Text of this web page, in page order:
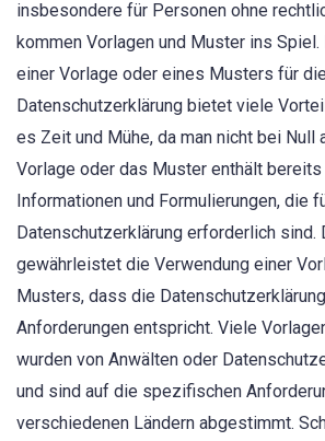
insbesondere für Personen ohne
kommen Vorlagen und Muster ins
einer Vorlage oder eines Musters für
Datenschutzerklärung bietet viele
es Zeit und Mühe, da man nicht bei Null
Vorlage oder das Muster enthält
Informationen und Formulierungen, die
Datenschutzerklärung erforderlich sind.
gewährleistet die Verwendung einer
Musters, dass die
Anforderungen entspricht. Viele
wurden von Anwälten oder
und sind auf die spezifischen
verschiedenen Ländern abgestimmt.